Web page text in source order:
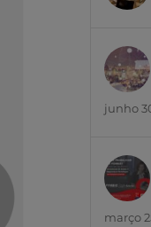
junho
março